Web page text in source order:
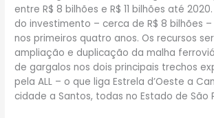
entre R$ 8 bilhões e R$ 11 bilhões até
do investimento – cerca de R$ 8 bilhões
nos primeiros quatro anos. Os recursos
ampliação e duplicação da malha
de gargalos nos dois principais trechos
pela ALL – o que liga Estrela d’Oeste a
cidade a Santos, todas no Estado de São